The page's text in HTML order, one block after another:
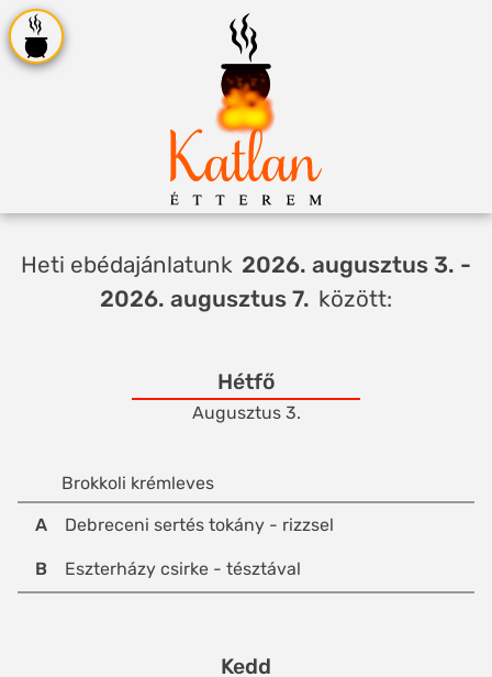
Heti ebédajánlatunk 2026. augusztus 3. -
2026. augusztus 7. között:
Hétfő
Augusztus 3.
A Debreceni sertés tokány - rizzsel
B Eszterházy csirke - tésztával
Brokkoli krémleves
Kedd